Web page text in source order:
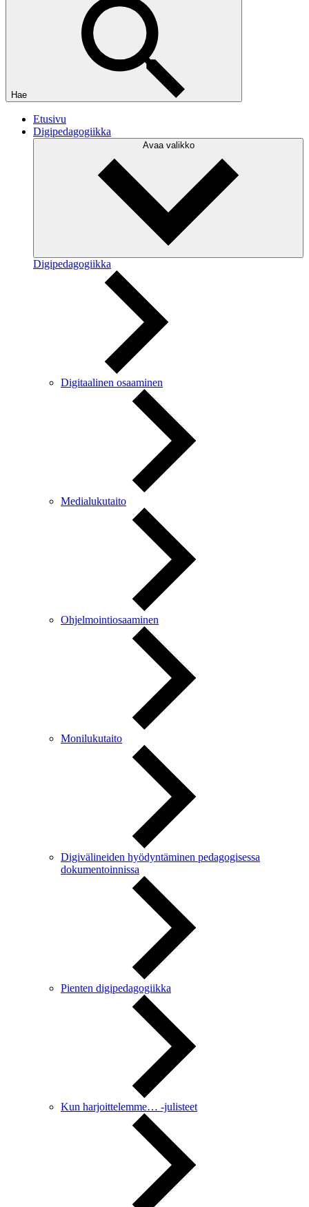
Hae
Etusivu
Digipedagogiikka
Avaa valikko
Digipedagogiikka
Digitaalinen osaaminen
Medialukutaito
Ohjelmointiosaaminen
Monilukutaito
Digivälineiden hyödyntäminen pedagogisessa
dokumentoinnissa
Pienten digipedagogiikka
Kun harjoittelemme… -julisteet